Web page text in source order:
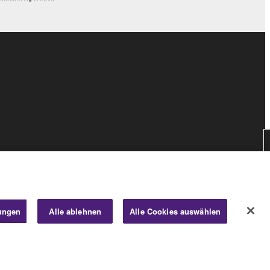
Alle ablehnen Alle Cookies auswählen